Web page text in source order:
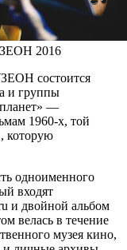
2016
состоится
и группы
—
1960-х, той
которую
одноименного
входят
и двойной альбом
велась в течение
музея кино,